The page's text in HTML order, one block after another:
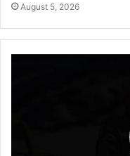
August 5, 2026